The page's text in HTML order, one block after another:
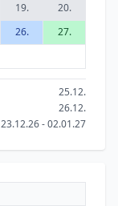
19.
20.
26.
27.
25.12.
26.12.
23.12.26 - 02.01.27